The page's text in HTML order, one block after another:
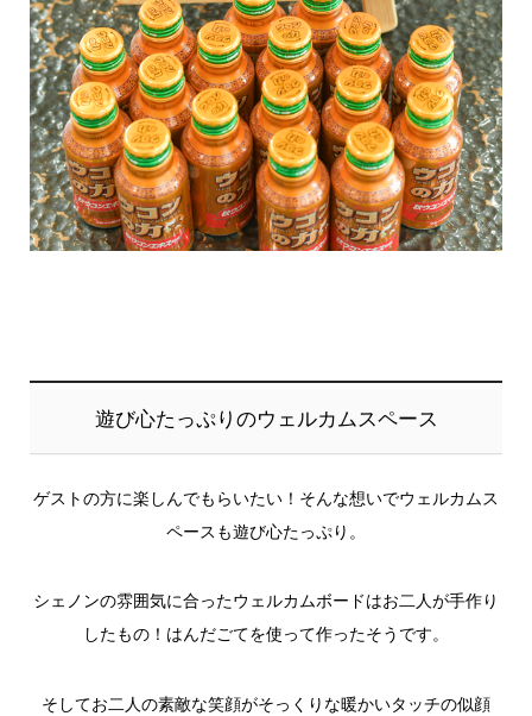
遊び心たっぷりのウェルカムスペース
ゲストの方に楽しんでもらいたい！そんな想いでウェルカムス
ペースも遊び心たっぷり。
シェノンの雰囲気に合ったウェルカムボードはお二人が手作り
したもの！はんだごてを使って作ったそうです。
そしてお二人の素敵な笑顔がそっくりな暖かいタッチの似顔